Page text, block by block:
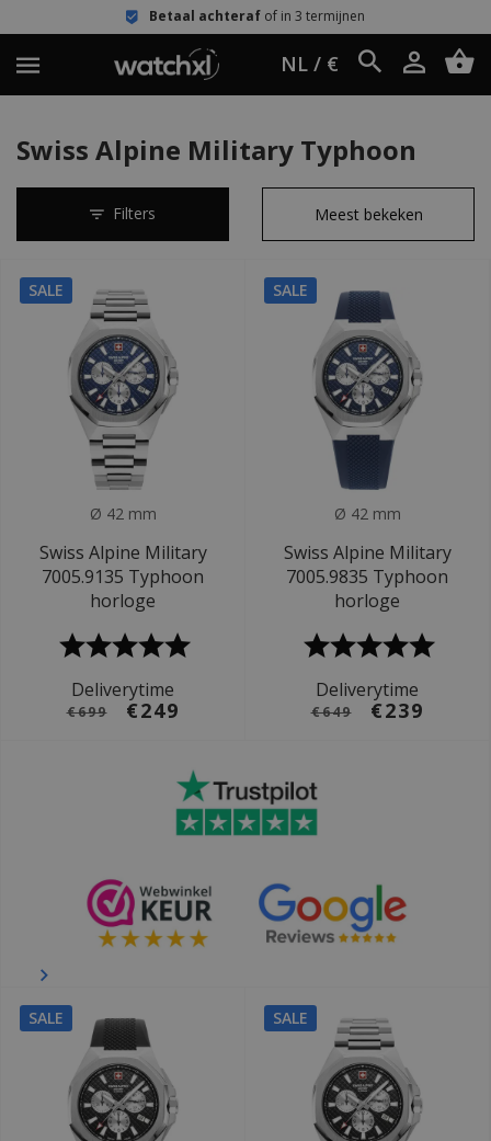
Betaal achterafof in 3 termijnen
NL / €
Swiss Alpine Military Typhoon
Filters
SALE
Ø 42 mm
Swiss Alpine Military
7005.9135 Typhoon
horloge
Deliverytime
€699 €249
SALE
Ø 42 mm
Swiss Alpine Military
7005.9835 Typhoon
horloge
Deliverytime
€649 €239
SALE SALE